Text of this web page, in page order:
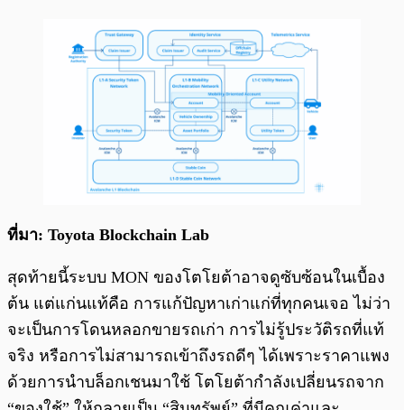
ที่มา: Toyota Blockchain Lab
สุดท้ายนี้ระบบ MON ของโตโยต้าอาจดูซับซ้อนในเบื้อง
ต้น แต่แก่นแท้คือ การแก้ปัญหาเก่าแก่ที่ทุกคนเจอ ไม่ว่า
จะเป็นการโดนหลอกขายรถเก่า การไม่รู้ประวัติรถที่แท้
จริง หรือการไม่สามารถเข้าถึงรถดีๆ ได้เพราะราคาแพง
ด้วยการนำบล็อกเชนมาใช้ โตโยต้ากำลังเปลี่ยนรถจาก